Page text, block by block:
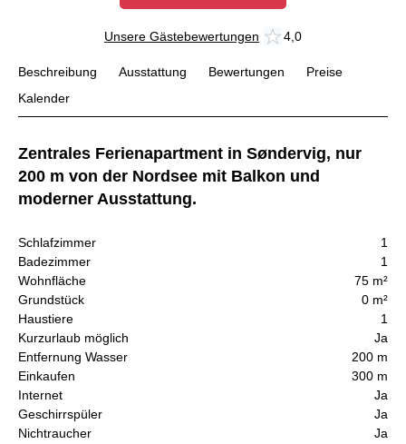
Unsere Gästebewertungen 4,0
Beschreibung Ausstattung Bewertungen
Preise
Kalender
Zentrales Ferienapartment in Søndervig, nur
200 m von der Nordsee mit Balkon und
moderner Ausstattung.
Schlafzimmer
1
Badezimmer
1
Wohnfläche
75 m²
Grundstück
0 m²
Haustiere
1
Kurzurlaub möglich
Ja
Entfernung Wasser
200 m
Einkaufen
300 m
Internet
Ja
Geschirrspüler
Ja
Nichtraucher
Ja